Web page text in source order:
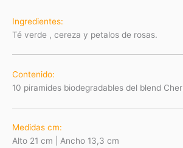
Ingredientes:
Té verde , cereza y petalos de rosas.
Contenido:
10 piramides biodegradables del blend
Medidas cm:
Alto 21 cm | Ancho 13,3 cm